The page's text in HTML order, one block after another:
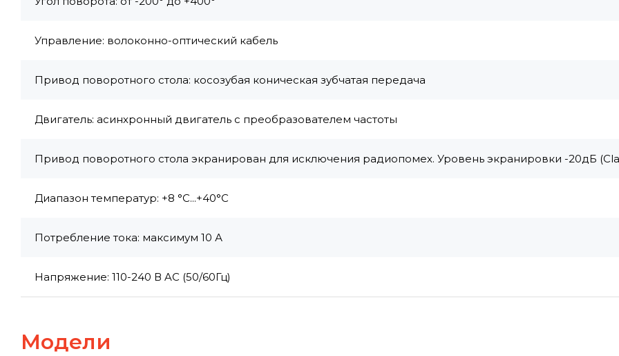
Управление: волоконно-оптический кабель
Привод поворотного стола: косозубая коническая зубчатая передача
Двигатель: асинхронный двигатель с преобразователем частоты
Привод поворотного стола экранирован для исключения радиопомех. Уровень экранировки -20дБ
Диапазон температур: +8 °C...+40°C
Потребление тока: максимум 10 А
Напряжение: 110-240 В AC (50/60Гц)
Модели